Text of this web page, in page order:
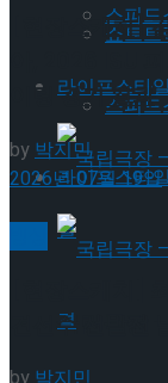
스피드
라이프스타일
국립극장
쇼트트
스피드
라이프스타일
[현장스케치]
이팅 경기 결과
by박지민
2026년 07월 19일
견선수 선발전